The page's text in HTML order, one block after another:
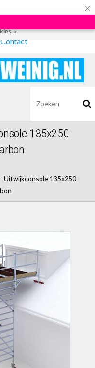
×
Contact
135x250
Uitwijkconsole 135x250
akkoord met het gebruik van
»